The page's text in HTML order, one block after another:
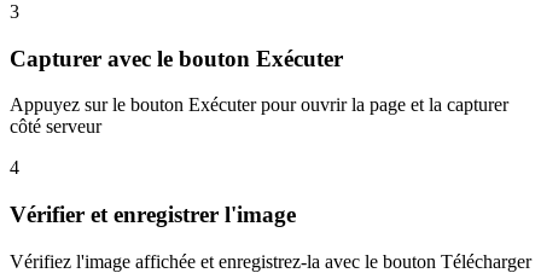
3
Capturer avec le bouton Exécuter
Appuyez sur le bouton Exécuter pour ouvrir la page et la capturer
côté serveur
4
Vérifier et enregistrer l'image
Vérifiez l'image affichée et enregistrez-la avec le bouton Télécharger